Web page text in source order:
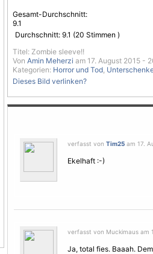
Gesamt-Durchschnitt:
9.1
Durchschnitt: 9.1 (20 Stimmen )
Titel: Zombie sleeve!!
Von Amin Meherzi am 17. August 2015 -
Kategorien: Horror und Tod,
Dieses Bild verlinken?
verfasst von Tim25 am 17.
Ekelhaft :-)
verfasst von Muckimaus am
Ja, total fies. Baaah.